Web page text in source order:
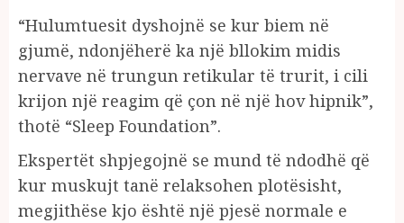
“Hulumtuesit dyshojnë se kur biem në
gjumë, ndonjëherë ka një bllokim midis
nervave në trungun retikular të trurit, i cili
krijon një reagim që çon në një hov hipnik”,
thotë “Sleep Foundation”.
Ekspertët shpjegojnë se mund të ndodhë që
kur muskujt tanë relaksohen plotësisht,
megjithëse kjo është një pjesë normale e